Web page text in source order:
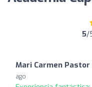
5/
Mari Carmen
ago